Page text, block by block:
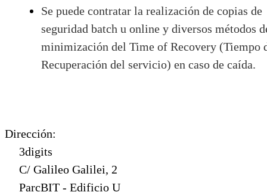
Se puede contratar la realización de copias de
seguridad batch u online y diversos métodos
minimización del Time of Recovery (Tiempo
Recuperación del servicio) en caso de caída.
Dirección:
3digits
C/ Galileo Galilei, 2
ParcBIT - Edificio U